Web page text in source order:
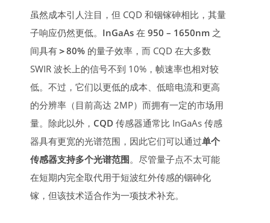
虽然成本引人注目，但 CQD 和铟镓砷相比，其量
子响应仍然更低。 InGaAs 在 950 – 1650nm 之
间具有＞80% 的量子效率，而 CQD 在大多数
SWIR 波长上的信号不到 10%，帧速率也相对较
低。不过，它们以更低的成本、低暗电流和更高
的分辨率（目前高达 2MP）而拥有一定的市场用
量。除此以外， CQD 传感器通常比 InGaAs 传感
器具有更宽的光谱范围，因此它们可以通过单个
传感器支持多个光谱范围。尽管量子点不太可能
在短期内完全取代用于短波红外传感的铟砷化
镓，但该技术适合作为一项技术补充。